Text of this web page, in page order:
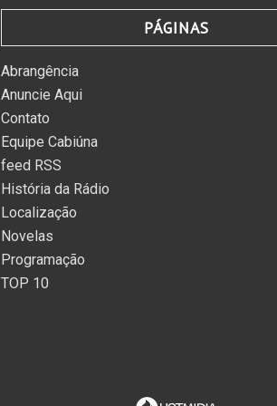
PÁGINAS
Abrangência
Anuncie Aqui
Contato
Equipe Cabiúna
feed RSS
História da Rádio
Localização
Novelas
Programação
TOP 10